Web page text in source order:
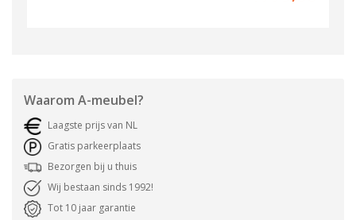
Waarom A-meubel?
Laagste prijs van NL
Gratis parkeerplaats
Bezorgen bij u thuis
Wij bestaan sinds 1992!
Tot 10 jaar garantie